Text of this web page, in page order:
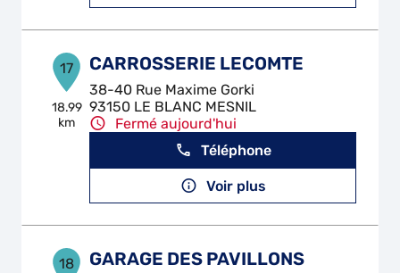
17
18.99
km
CARROSSERIE LECOMTE
38-40 Rue Maxime Gorki
93150 LE BLANC MESNIL
Fermé aujourd'hui
Téléphone
Voir plus
18 GARAGE DES PAVILLONS